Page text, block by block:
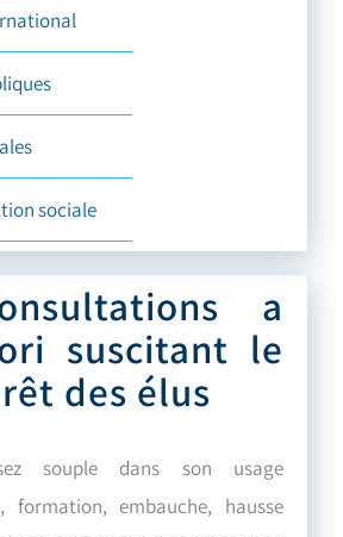
sociale
a
suscitant le
des élus
souple dans son usage
formation, embauche, hausse